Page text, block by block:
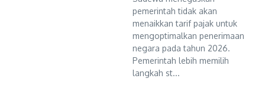
pemerintah tidak akan
menaikkan tarif pajak untuk
mengoptimalkan penerimaan
negara pada tahun 2026.
Pemerintah lebih memilih
langkah st...